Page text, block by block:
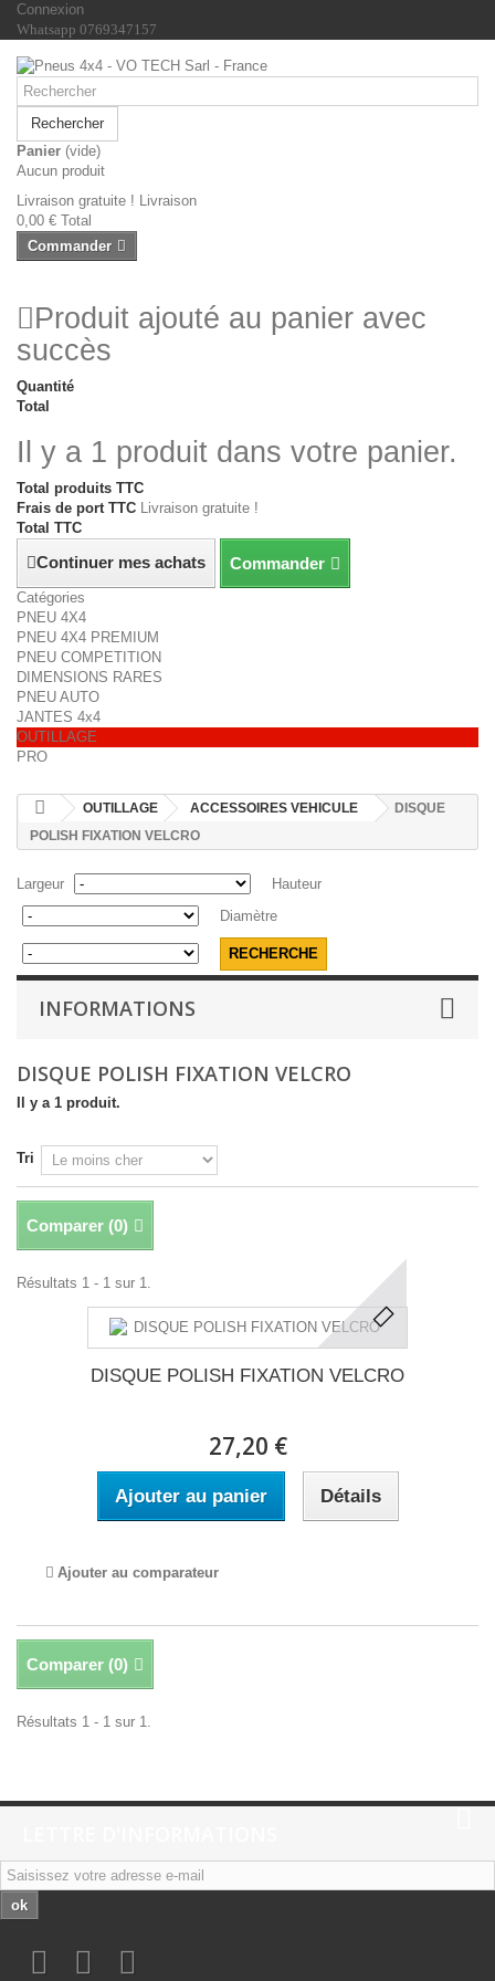
Connexion
Whatsapp 0769347157
Rechercher
Panier (vide)
Aucun produit
Livraison gratuite ! Livraison
0,00 € Total
Commander
Produit ajouté au panier avec
succès
Quantité
Total
Il y a 1 produit dans votre panier.
Total produits TTC
Frais de port TTC Livraison gratuite !
Total TTC
Continuer mes achats Commander
Catégories
PNEU 4X4
PNEU 4X4 PREMIUM
PNEU COMPETITION
DIMENSIONS RARES
PNEU AUTO
JANTES 4x4
OUTILLAGE
PRO
OUTILLAGE ACCESSOIRES VEHICULE
DISQUE
POLISH FIXATION VELCRO
Largeur
Hauteur
Diamètre
INFORMATIONS
DISQUE POLISH FIXATION VELCRO
Il y a 1 produit.
Tri
Comparer (0)
Résultats 1 - 1 sur 1.
DISQUE POLISH FIXATION VELCRO
27,20 €
Ajouter au panier Détails
Ajouter au comparateur
Comparer (0)
Résultats 1 - 1 sur 1.
ok